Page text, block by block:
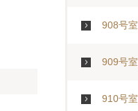
908号
909号
910号